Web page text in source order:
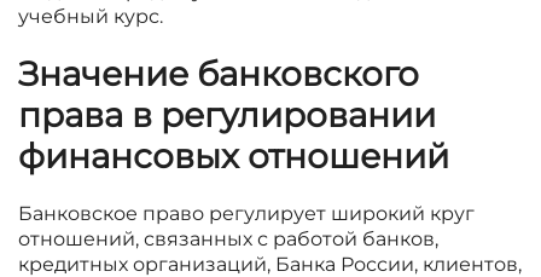
учебный курс.
Значение банковского
права в регулировании
финансовых отношений
Банковское право регулирует широкий круг
отношений, связанных с работой банков,
кредитных организаций, Банка России, клиентов,